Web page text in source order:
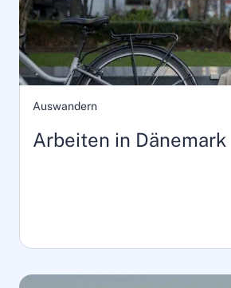
Auswandern
Arbeiten in Dänemark